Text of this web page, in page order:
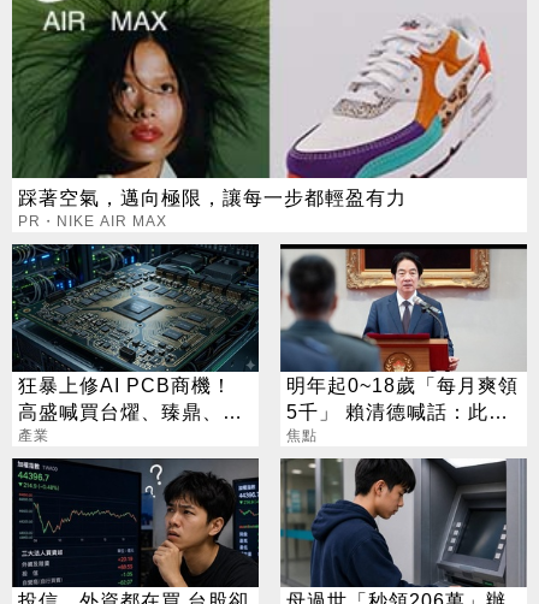
踩著空氣，邁向極限，讓每一步都輕盈有力
PR・NIKE AIR MAX
狂暴上修AI PCB商機！
高盛喊買台燿、臻鼎、台
產業
明年起0~18歲「每月爽領
5千」 賴清德喊話：此時
不生待何時
焦點